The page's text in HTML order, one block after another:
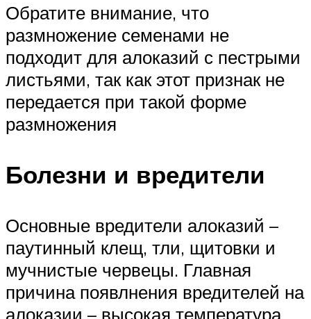
Обратите внимание, что
размножение семенами не
подходит для алоказий с пестрыми
листьями, так как этот признак не
передается при такой форме
размножения
Болезни и вредители
Основные вредители алоказий –
паутинный клещ, тли, щитовки и
мучнистые червецы. Главная
причина появлнения вредителей на
алоказии – высокая температура